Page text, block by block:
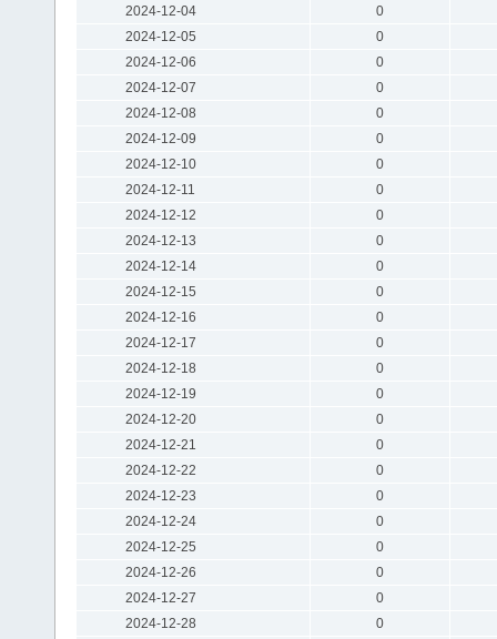
2024-12-04
0
2024-12-05
0
2024-12-06
0
2024-12-07
0
2024-12-08
0
2024-12-09
0
2024-12-10
0
2024-12-11
0
2024-12-12
0
2024-12-13
0
2024-12-14
0
2024-12-15
0
2024-12-16
0
2024-12-17
0
2024-12-18
0
2024-12-19
0
2024-12-20
0
2024-12-21
0
2024-12-22
0
2024-12-23
0
2024-12-24
0
2024-12-25
0
2024-12-26
0
2024-12-27
0
2024-12-28
0